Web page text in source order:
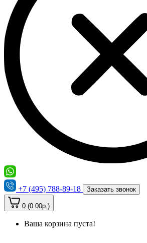
+7 (495) 788-89-18 Заказать звонок
0 (0.00р.)
Ваша корзина пуста!